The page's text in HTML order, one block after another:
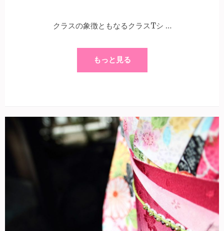
クラスの象徴ともなるクラスTシ …
もっと見る